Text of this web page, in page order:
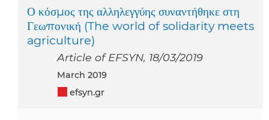
Ο κόσμος της αλληλεγγύης συναντήθηκε στη
Γεωπονική (The world of solidarity meets
agriculture)
Article of EFSYN, 18/03/2019
March 2019
efsyn.gr